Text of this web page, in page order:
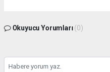
Okuyucu Yorumları (0)